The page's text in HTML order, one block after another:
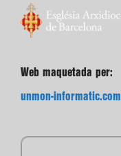
Web maquetada per:
unmon-informatic.com